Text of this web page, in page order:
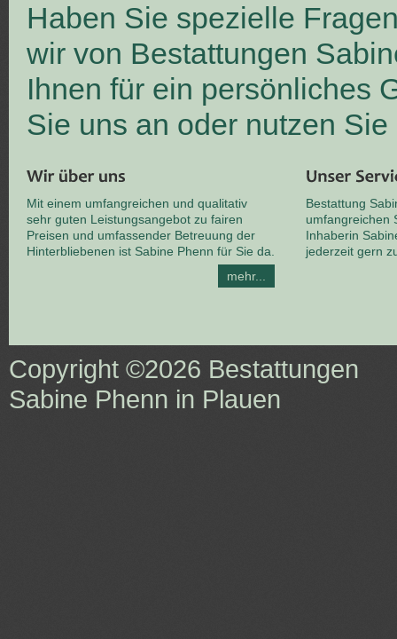
Haben Sie spezielle
wir von Bestattungen
Ihnen für ein persönliches
Sie uns an oder nutzen
Mit einem umfangreichen und qualitativ
sehr guten Leistungsangebot zu fairen
Preisen und umfassender Betreuung der
Hinterbliebenen ist Sabine Phenn für Sie da.
mehr...
Bestattung
umfangreichen
Inhaberin
jederzeit gern
Copyright ©2026 Bestattungen
Sabine Phenn in Plauen